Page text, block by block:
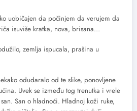
uobičajen da počinjem da verujem da
isuviše kratka, nova, brisana…
zemlja ispucala, prašina u
odudaralo od te slike, ponovljene
Uvek se između tog trenutka i vrele
San o hladnoći. Hladnoj koži ruke,